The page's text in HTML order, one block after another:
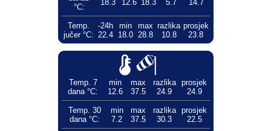
°C:
18.3 12.6 18.3 5.7 14.7
Temp.
jučer °C:
-24h
22.4
min
18.0
max
28.8
razlika
10.8
prosjek
23.8
Temp. 7
dana °C:
min
12.6
max
37.5
razlika
24.9
prosjek
24.9
Temp. 30
dana °C:
min
7.2
max
37.5
razlika
30.3
prosjek
22.5